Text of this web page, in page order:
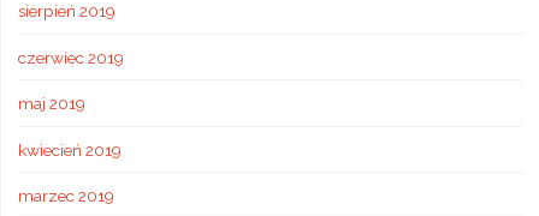
sierpień 2019
czerwiec 2019
maj 2019
kwiecień 2019
marzec 2019